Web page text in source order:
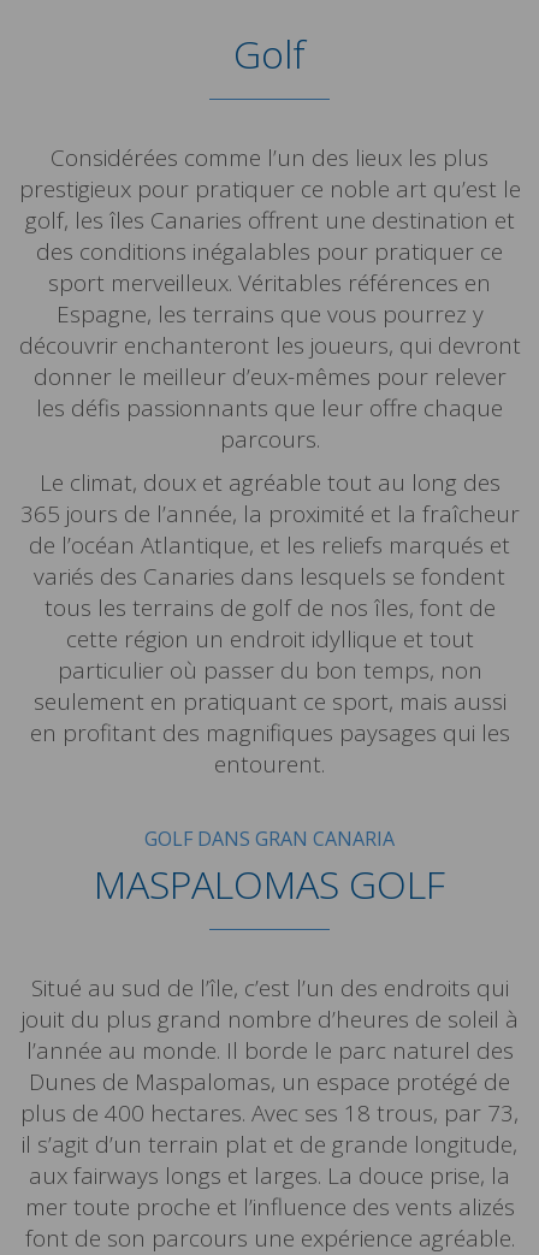
Golf
Considérées comme l’un des lieux les plus
prestigieux pour pratiquer ce noble art qu’est le
golf, les îles Canaries offrent une destination et
des conditions inégalables pour pratiquer ce
sport merveilleux. Véritables références en
Espagne, les terrains que vous pourrez y
découvrir enchanteront les joueurs, qui devront
donner le meilleur d’eux-mêmes pour relever
les défis passionnants que leur offre chaque
parcours.
Le climat, doux et agréable tout au long des
365 jours de l’année, la proximité et la fraîcheur
de l’océan Atlantique, et les reliefs marqués et
variés des Canaries dans lesquels se fondent
tous les terrains de golf de nos îles, font de
cette région un endroit idyllique et tout
particulier où passer du bon temps, non
seulement en pratiquant ce sport, mais aussi
en profitant des magnifiques paysages qui les
entourent.
GOLF DANS GRAN CANARIA
MASPALOMAS GOLF
Situé au sud de l’île, c’est l’un des endroits qui
jouit du plus grand nombre d’heures de soleil à
l’année au monde. Il borde le parc naturel des
Dunes de Maspalomas, un espace protégé de
plus de 400 hectares. Avec ses 18 trous, par 73,
il s’agit d’un terrain plat et de grande longitude,
aux fairways longs et larges. La douce prise, la
mer toute proche et l’influence des vents alizés
font de son parcours une expérience agréable.